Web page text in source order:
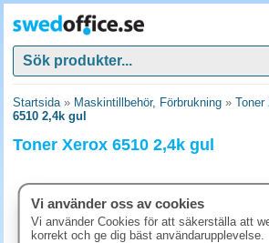
Startsida» Maskintillbehör, Förbrukning » Toner
6510 2,4k gul
Toner Xerox 6510 2,4k gul
Vi använder oss av cookies
Vi använder Cookies för att säkerställa att
korrekt och ge dig bäst användarupplevelse.